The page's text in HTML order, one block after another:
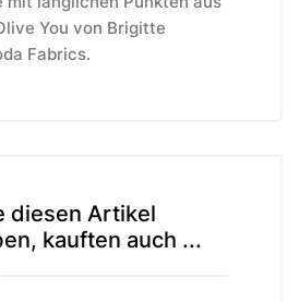
You von Brigitte
Fabrics.
diesen Artikel
kauften auch ...